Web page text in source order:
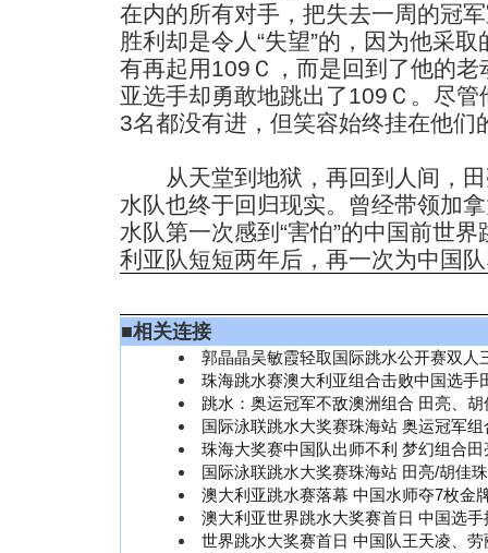
在内的所有对手，把失去一周的冠
胜利却是令人“失望”的，因为他采
有再起用109Ｃ，而是回到了他的
亚选手却勇敢地跳出了109Ｃ。尽
3名都没有进，但笑容始终挂在他们
从天堂到地狱，再回到人间，田
水队也终于回归现实。曾经带领加
水队第一次感到“害怕”的中国前世
利亚队短短两年后，再一次为中国
■相关连接
郭晶晶吴敏霞轻取国际跳水公开赛双人
珠海跳水赛澳大利亚组合击败中国选手
跳水：奥运冠军不敌澳洲组合 田亮、胡
国际泳联跳水大奖赛珠海站 奥运冠军
珠海大奖赛中国队出师不利 梦幻组合
国际泳联跳水大奖赛珠海站 田亮/胡佳
澳大利亚跳水赛落幕 中国水师夺7枚金
澳大利亚世界跳水大奖赛首日 中国选手
世界跳水大奖赛首日 中国队王天凌、